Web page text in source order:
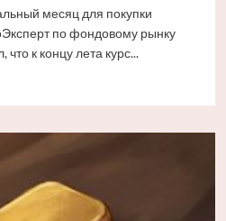
месяц для покупки
по фондовому рынку
к концу лета курс...